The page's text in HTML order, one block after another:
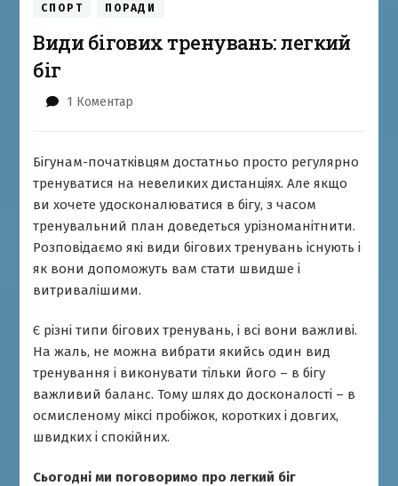
СПОРТ ПОРАДИ
Види бігових тренувань: легкий
біг
1 Коментар
тренувань:
Бігунам-початківцям достатньо просто регулярно
тренуватися на невеликих дистанціях. Але якщо
ви хочете удосконалюватися в бігу, з часом
тренувальний план доведеться урізноманітнити.
Розповідаємо які види бігових тренувань існують і
як вони допоможуть вам стати швидше і
витривалішими.
Є різні типи бігових тренувань, і всі вони важливі.
На жаль, не можна вибрати якийсь один вид
тренування і виконувати тільки його – в бігу
важливий баланс. Тому шлях до досконалості – в
осмисленому міксі пробіжок, коротких і довгих,
швидких і спокійних.
Сьогодні ми поговоримо про легкий біг